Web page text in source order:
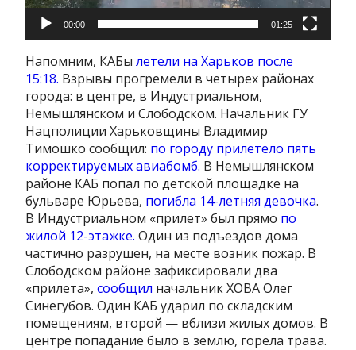
00:00 01:25
Напомним, КАБылетели на Харьков после
15:18. Взрывы прогремели в четырех районах
города: в центре, в Индустриальном,
Немышлянском и Слободском. Начальник ГУ
Нацполиции Харьковщины Владимир
Тимошко сообщил: по городу прилетело пять
корректируемых авиабомб. В Немышлянском
районе КАБ попал по детской площадке на
бульваре Юрьева, погибла 14-летняя девочка.
В Индустриальном «прилет» был прямо по
жилой 12-этажке. Один из подъездов дома
частично разрушен, на месте возник пожар. В
Слободском районе зафиксировали два
«прилета»,сообщил начальник ХОВА Олег
Синегубов. Один КАБ ударил по складским
помещениям, второй — вблизи жилых домов. В
центре попадание было в землю, горела трава.